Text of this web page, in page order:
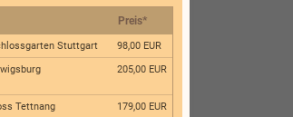
Preis*
Stuttgart
98,00 EUR
205,00 EUR
Tettnang 179,00 EUR